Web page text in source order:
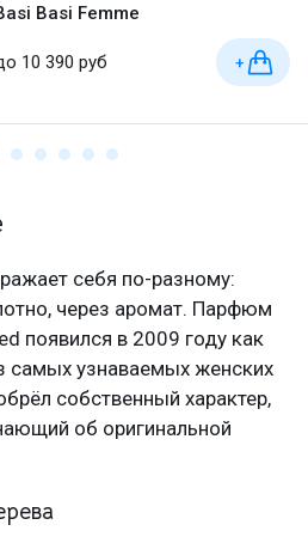
Basi Femme
10 390 руб +
себя по-разному:
через аромат. Парфюм
появился в 2009 году как
самых узнаваемых женских
собственный характер,
об оригинальной